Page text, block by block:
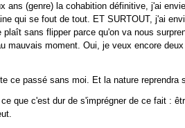
ans (genre) la cohabition définitive, j'ai
qui se fout de tout. ET SURTOUT, j'ai
sans flipper parce qu'on va nous
mauvais moment. Oui, je veux encore
ce passé sans moi. Et la nature reprendra
que c'est dur de s'imprégner de ce fait :